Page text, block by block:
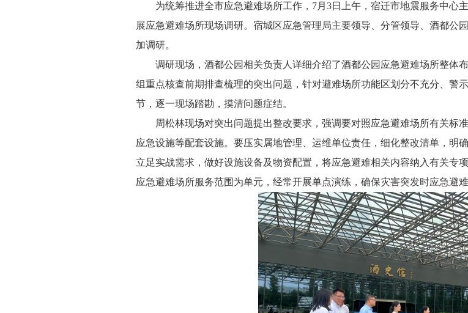
为统筹推进全市应急避难场所工作，7月3日上午，宿迁市地震服务中心
展应急避难场所现场调研。宿城区应急管理局主要领导、分管领导、酒都公
加调研。
调研现场，酒都公园相关负责人详细介绍了酒都公园应急避难场所整体
组重点核查前期排查梳理的突出问题，针对避难场所功能区划分不充分、警
节，逐一现场踏勘，摸清问题症结。
周松林现场对突出问题提出整改要求，强调要对照应急避难场所有关标
应急设施等配套设施。要压实属地管理、运维单位责任，细化整改清单，明
立足实战需求，做好设施设备及物资配置，将应急避难相关内容纳入有关专
应急避难场所服务范围为单元，经常开展单点演练，确保灾害突发时应急避